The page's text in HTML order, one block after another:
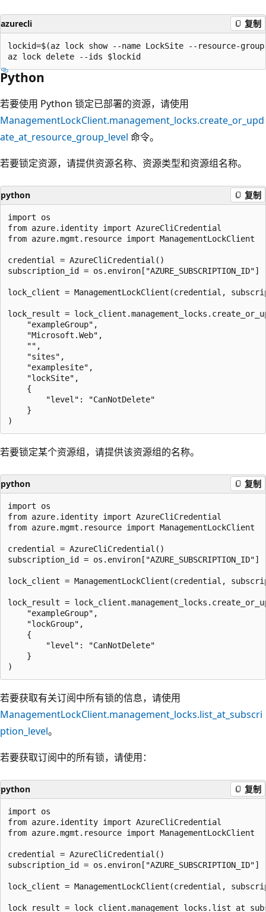
azurecli 复制
lockid=$(az lock show --name LockSite --resource-
Python
若要使用 Python 锁定已部署的资源，请使用
ManagementLockClient.management_locks.create_or_upd
ate_at_resource_group_level 命令。
若要锁定资源，请提供资源名称、资源类型和资源组名称。
python 复制
import os
from azure.identity import AzureCliCredential
from azure.mgmt.resource import ManagementLockClient
credential = AzureCliCredential()
subscription_id = os.environ["AZURE_SUBSCRIPTION_ID"]
lock_client = ManagementLockClient(credential,
lock_result =
    "exampleGroup",
    "Microsoft.Web",
    "",
    "sites",
    "examplesite",
    "lockSite",
    {
        "level": "CanNotDelete"
    }
若要锁定某个资源组，请提供该资源组的名称。
python 复制
import os
from azure.identity import AzureCliCredential
from azure.mgmt.resource import ManagementLockClient
credential = AzureCliCredential()
subscription_id = os.environ["AZURE_SUBSCRIPTION_ID"]
lock_client = ManagementLockClient(credential,
lock_result =
    "exampleGroup",
    "lockGroup",
    {
        "level": "CanNotDelete"
    }
若要获取有关订阅中所有锁的信息，请使用
ManagementLockClient.management_locks.list_at_subscri
ption_level。
若要获取订阅中的所有锁，请使用：
python 复制
import os
from azure.identity import AzureCliCredential
from azure.mgmt.resource import ManagementLockClient
credential = AzureCliCredential()
subscription_id = os.environ["AZURE_SUBSCRIPTION_ID"]
lock_client = ManagementLockClient(credential,
lock_result =